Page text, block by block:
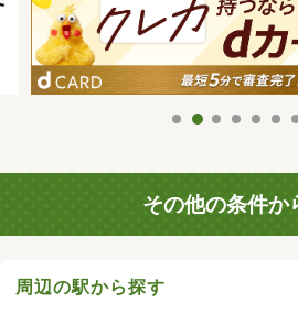
その他の条件か
周辺の駅から探す